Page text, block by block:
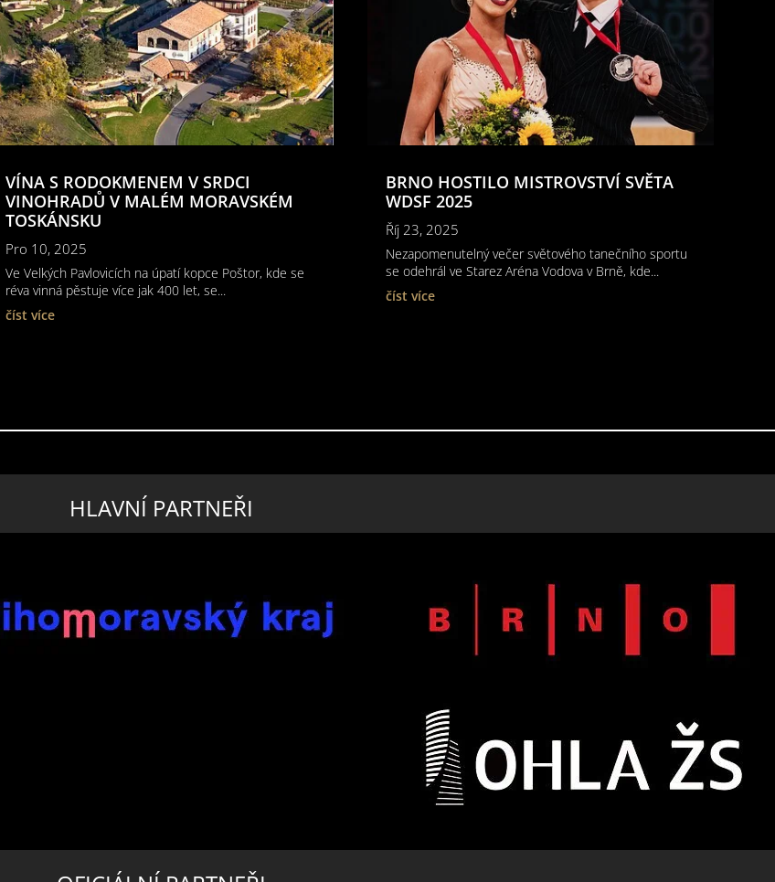
VÍNA S RODOKMENEM V SRDCI
VINOHRADŮ V MALÉM MORAVSKÉM
TOSKÁNSKU
Pro 10, 2025
Ve Velkých Pavlovicích na úpatí kopce Poštor, kde se
réva vinná pěstuje více jak 400 let, se...
číst více
BRNO HOSTILO MISTROVSTVÍ SVĚTA
WDSF 2025
Říj 23, 2025
Nezapomenutelný večer světového tanečního sportu
se odehrál ve Starez Aréna Vodova v Brně, kde...
číst více
HLAVNÍ PARTNEŘI